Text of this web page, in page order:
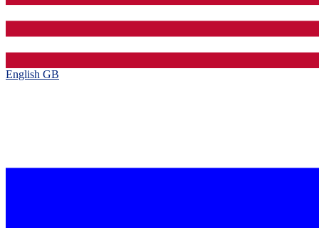
English GB‎